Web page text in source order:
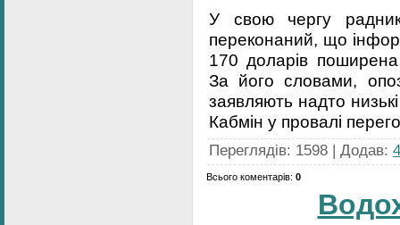
У свою чергу
переконаний, що
170 доларів
За його словами,
заявляють надто
Кабмін у провалі
Переглядів: 1598 | Додав:
Всього коментарів: 0